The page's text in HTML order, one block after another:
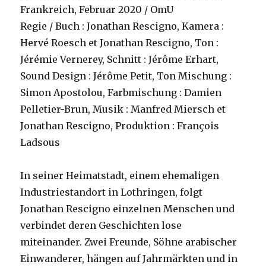
Frankreich, Februar 2020 / OmU
Regie / Buch : Jonathan Rescigno, Kamera :
Hervé Roesch et Jonathan Rescigno, Ton :
Jérémie Vernerey, Schnitt : Jérôme Erhart,
Sound Design : Jérôme Petit, Ton Mischung :
Simon Apostolou, Farbmischung : Damien
Pelletier-Brun, Musik : Manfred Miersch et
Jonathan Rescigno, Produktion : François
Ladsous
In seiner Heimatstadt, einem ehemaligen
Industriestandort in Lothringen, folgt
Jonathan Rescigno einzelnen Menschen und
verbindet deren Geschichten lose
miteinander. Zwei Freunde, Söhne arabischer
Einwanderer, hängen auf Jahrmärkten und in